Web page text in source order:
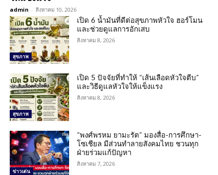
admin - สิงหาคม 10, 2026
สุขภาพ
เปิด 6 น้ำมันที่ดีต่อสุขภาพหัวใจ ฮอร์โมน
และช่วยดูแลการอักเสบ
สิงหาคม 8, 2026
สุขภาพ
เปิด 5 ปัจจัยที่ทำให้ “เส้นเลือดหัวใจตีบ”
และวิธีดูแลหัวใจให้แข็งแรง
สิงหาคม 8, 2026
ข่าวเด่น
“พงศ์พรหม ยามะรัต” มองสื่อ-การศึกษา-
โซเชียล มีส่วนทำลายสังคมไทย ชวนทุก
ฝ่ายร่วมแก้ปัญหา
สิงหาคม 7, 2026